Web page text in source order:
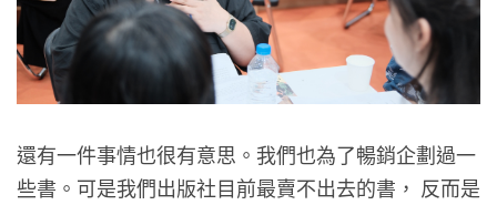
還有一件事情也很有意思。我們也為了暢銷企劃過一
些書。可是我們出版社目前最賣不出去的書， 反而是